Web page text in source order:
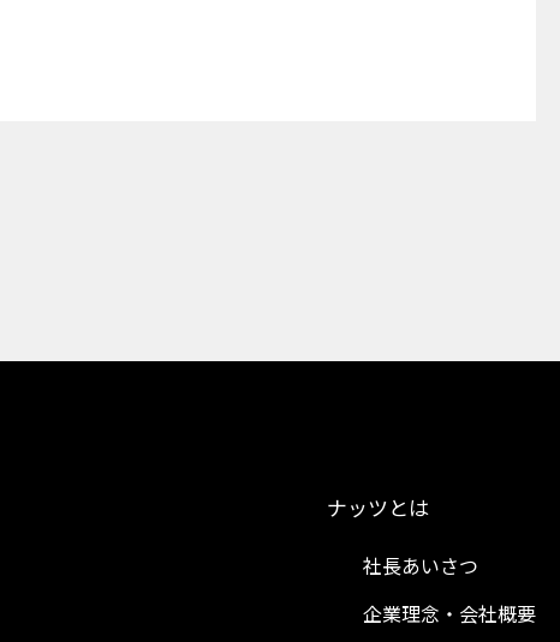
ナッツとは
社長あいさつ
企業理念・会社概要